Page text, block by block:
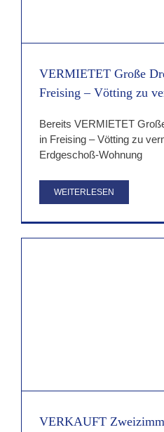
VERMIETET Große
Freising – Vötting zu
Bereits VERMIETET
in Freising – Vötting zu
Erdgeschoß-Wohnung
WEITERLESEN
VERKAUFT